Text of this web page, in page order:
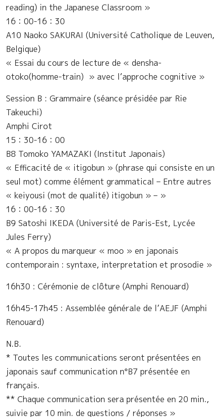
reading) in the Japanese Classroom »
16：00-16：30
A10 Naoko SAKURAI (Université Catholique de Leuven,
Belgique)
« Essai du cours de lecture de « densha-
otoko(homme-train) » avec l’approche cognitive »
Session B : Grammaire (séance présidée par Rie
Takeuchi)
Amphi Cirot
15：30-16：00
B8 Tomoko YAMAZAKI (Institut Japonais)
« Efficacité de « itigobun » (phrase qui consiste en un
seul mot) comme élément grammatical – Entre autres
« keiyousi (mot de qualité) itigobun » – »
16：00-16：30
B9 Satoshi IKEDA (Université de Paris-Est, Lycée
Jules Ferry)
« A propos du marqueur « moo » en japonais
contemporain : syntaxe, interpretation et prosodie »
16h30 : Cérémonie de clôture (Amphi Renouard)
16h45-17h45 : Assemblée générale de l’AEJF (Amphi
Renouard)
N.B.
* Toutes les communications seront présentées en
japonais sauf communication n°B7 présentée en
français.
** Chaque communication sera présentée en 20 min.,
suivie par 10 min. de questions / réponses »